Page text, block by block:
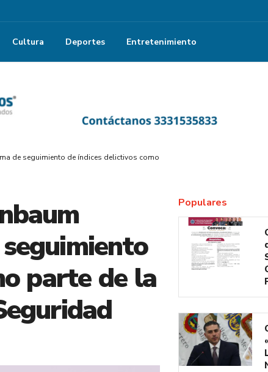
Cultura Deportes Entretenimiento
de seguimiento de índices delictivos como parte de la Estrategia Nacional
parte de la
Populares